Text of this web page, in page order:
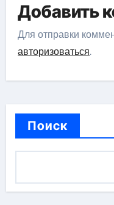
Добавить
Для отправки
авторизоваться.
Поиск